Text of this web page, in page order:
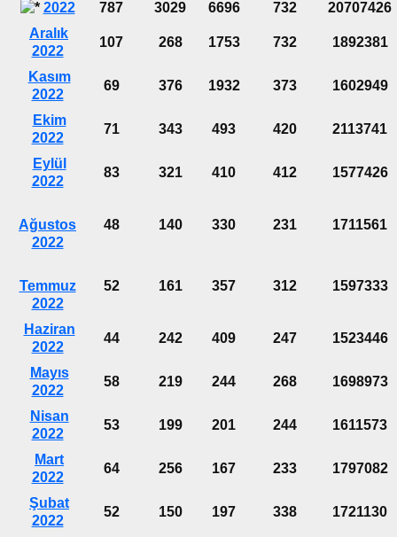
2022 787 3029 6696 732
20707426
Aralık
2022
107 268 1753 732 1892381
Kasım
2022
69 376 1932 373 1602949
Ekim
2022
71 343 493 420 2113741
Eylül
2022
83 321 410 412 1577426
Ağustos
2022
48 140 330 231 1711561
Temmuz
2022
52 161 357 312 1597333
Haziran
2022
44 242 409 247 1523446
Mayıs
2022
58 219 244 268 1698973
Nisan
2022
53 199 201 244 1611573
Mart
2022
64 256 167 233 1797082
Şubat
2022
52 150 197 338 1721130